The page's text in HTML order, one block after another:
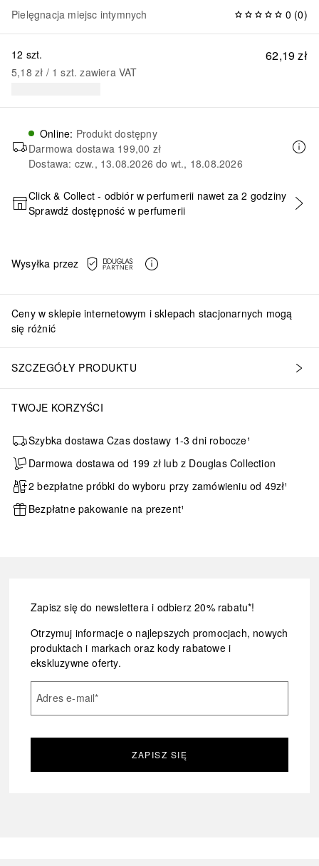
Pielęgnacja miejsc intymnych 0 (0)
62,19 zł
12 szt.
5,18 zł / 1 szt. zawiera VAT
Online: Produkt dostępny
Darmowa dostawa 199,00 zł
Dostawa: czw., 13.08.2026 do wt., 18.08.2026
DODAJ DO KOSZYKA
Click & Collect - odbiór w perfumerii nawet za 2 godziny
Sprawdź dostępność w perfumerii
Wysyłka przez
Ceny w sklepie internetowym i sklepach stacjonarnych mogą
się różnić
SZCZEGÓŁY PRODUKTU
TWOJE KORZYŚCI
Szybka dostawa Czas dostawy 1-3 dni robocze¹
Darmowa dostawa od 199 zł lub z Douglas Collection
2 bezpłatne próbki do wyboru przy zamówieniu od 49zł¹
Bezpłatne pakowanie na prezent¹
Zapisz się do newslettera i odbierz 20% rabatu*!
Otrzymuj informacje o najlepszych promocjach, nowych
produktach i markach oraz kody rabatowe i
ekskluzywne oferty.
Adres e-mail*
ZAPISZ SIĘ